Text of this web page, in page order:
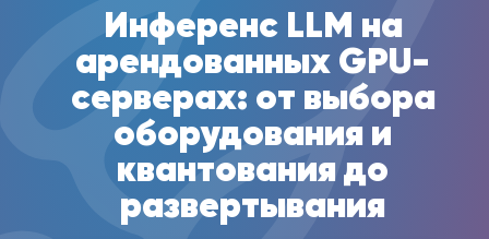
Инференс LLM на
арендованных GPU-
серверах: от выбора
оборудования и
квантования до
развертывания